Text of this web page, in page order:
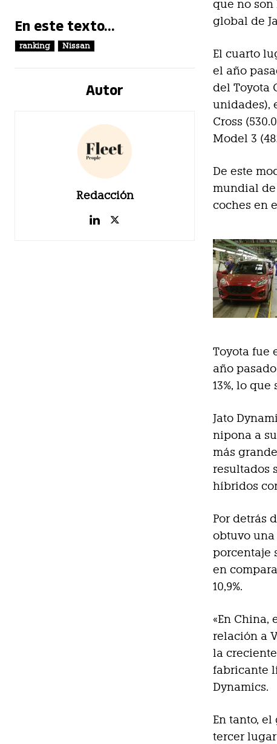
En este texto...
ranking Nissan
Autor
Redacción
que no son
global de
El cuarto
el año
del Toyota
unidades),
Cross
Model 3
De este
mundial de
coches en
Toyota fue
año
13%, lo
Jato
nipona a
más
resultados
híbridos
Por detrás
obtuvo una
porcentaje
en
10,9%.
«En China,
relación a
la
fabricante
Dynamics.
En tanto,
tercer